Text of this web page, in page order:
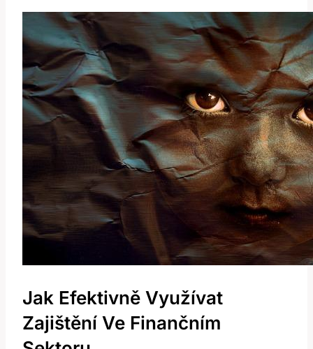
Jak Efektivně Využívat
Zajištění Ve Finančním